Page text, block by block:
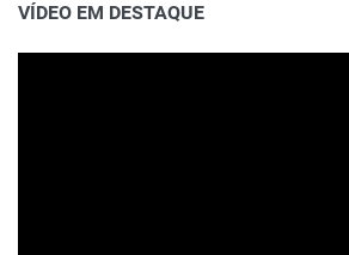
VÍDEO EM DESTAQUE